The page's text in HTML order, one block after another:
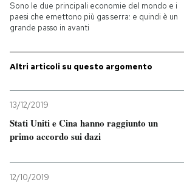
PODCAST
NEWSLETTER
I MIEI PREFERITI
SHOP
CALENDARIO
Sono le due principali economie del mondo e i
paesi che emettono più gas serra: e quindi è un
grande passo in avanti
Altri articoli su questo argomento
13/12/2019
Stati Uniti e Cina hanno raggiunto un
primo accordo sui dazi
12/10/2019